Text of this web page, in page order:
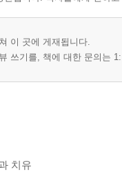
이 곳에 게재됩니다.
쓰기를, 책에 대한 문의는
치유